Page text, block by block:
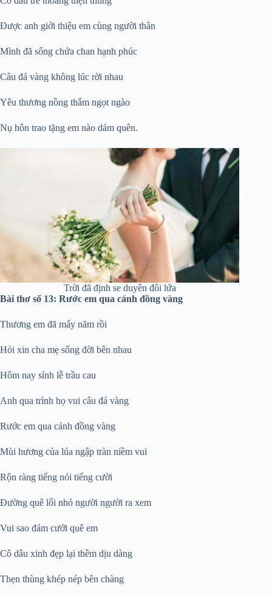
Được anh giới thiệu em cùng người thân
Mình đã sống chứa chan hạnh phúc
Câu đá vàng không lúc rời nhau
Yêu thương nồng thắm ngọt ngào
Nụ hôn trao tặng em nào dám quên.
Trời đã định se duyên đôi lứa
Bài thơ số 13: Rước em qua cánh đồng vàng
Thương em đã mấy năm rồi
Hỏi xin cha mẹ sống đời bên nhau
Hôm nay sính lễ trầu cau
Anh qua trình họ vui câu đá vàng
Rước em qua cánh đồng vàng
Mùi hương của lúa ngập tràn niềm vui
Rộn ràng tiếng nói tiếng cười
Đường quê lối nhỏ người người ra xem
Vui sao đám cưới quê em
Cô dâu xinh đẹp lại thêm dịu dàng
Thẹn thùng khép nép bên chàng